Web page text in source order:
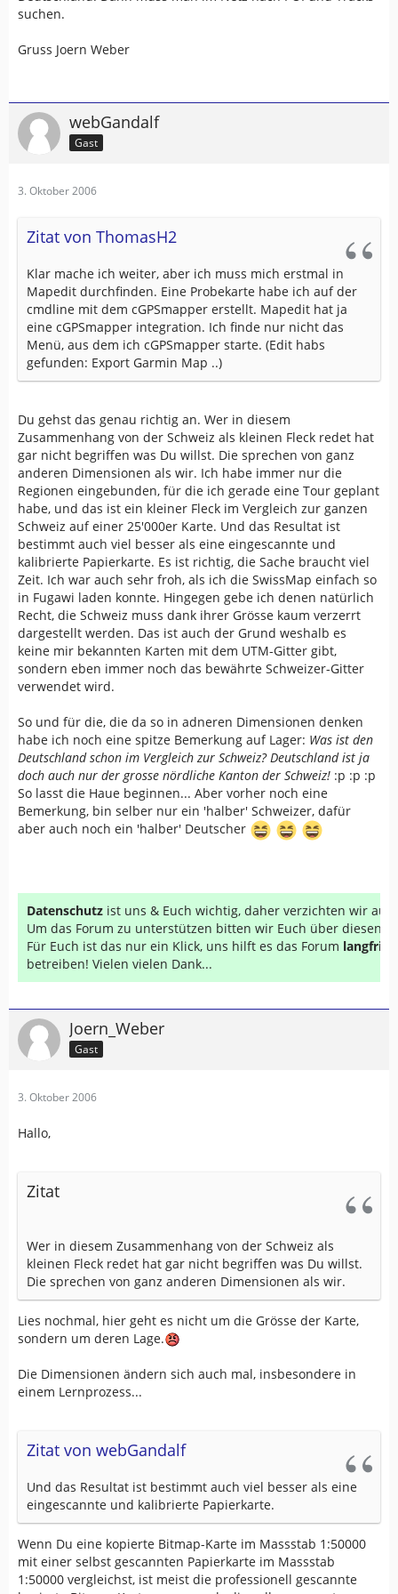
suchen.
Gruss Joern Weber
webGandalf
Gast
3. Oktober 2006
Zitat von ThomasH2
Klar mache ich weiter, aber ich muss mich erstmal in
Mapedit durchfinden. Eine Probekarte habe ich auf der
cmdline mit dem cGPSmapper erstellt. Mapedit hat ja
eine cGPSmapper integration. Ich finde nur nicht das
Menü, aus dem ich cGPSmapper starte. (Edit habs
gefunden: Export Garmin Map ..)
Du gehst das genau richtig an. Wer in diesem
Zusammenhang von der Schweiz als kleinen Fleck redet hat
gar nicht begriffen was Du willst. Die sprechen von ganz
anderen Dimensionen als wir. Ich habe immer nur die
Regionen eingebunden, für die ich gerade eine Tour geplant
habe, und das ist ein kleiner Fleck im Vergleich zur ganzen
Schweiz auf einer 25'000er Karte. Und das Resultat ist
bestimmt auch viel besser als eine eingescannte und
kalibrierte Papierkarte. Es ist richtig, die Sache braucht viel
Zeit. Ich war auch sehr froh, als ich die SwissMap einfach so
in Fugawi laden konnte. Hingegen gebe ich denen natürlich
Recht, die Schweiz muss dank ihrer Grösse kaum verzerrt
dargestellt werden. Das ist auch der Grund weshalb es
keine mir bekannten Karten mit dem UTM-Gitter gibt,
sondern eben immer noch das bewährte Schweizer-Gitter
verwendet wird.
So und für die, die da so in adneren Dimensionen denken
habe ich noch eine spitze Bemerkung auf Lager: Was ist den
Deutschland schon im Vergleich zur Schweiz? Deutschland ist ja
doch auch nur der grosse nördliche Kanton der Schweiz! :p :p :p
So lasst die Haue beginnen... Aber vorher noch eine
Bemerkung, bin selber nur ein 'halber' Schweizer, dafür
aber auch noch ein 'halber' Deutscher
Datenschutz ist uns & Euch wichtig, daher verzichten wir auf
Um das Forum zu unterstützen bitten wir Euch über diesen
Für Euch ist das nur ein Klick, uns hilft es das Forum
betreiben! Vielen vielen Dank...
Joern_Weber
Gast
3. Oktober 2006
Hallo,
Zitat
Wer in diesem Zusammenhang von der Schweiz als
kleinen Fleck redet hat gar nicht begriffen was Du willst.
Die sprechen von ganz anderen Dimensionen als wir.
Lies nochmal, hier geht es nicht um die Grösse der Karte,
sondern um deren Lage.
Die Dimensionen ändern sich auch mal, insbesondere in
einem Lernprozess...
Zitat von webGandalf
Und das Resultat ist bestimmt auch viel besser als eine
eingescannte und kalibrierte Papierkarte.
Wenn Du eine kopierte Bitmap-Karte im Massstab 1:50000
mit einer selbst gescannten Papierkarte im Massstab
1:50000 vergleichst, ist meist die professionell gescannte